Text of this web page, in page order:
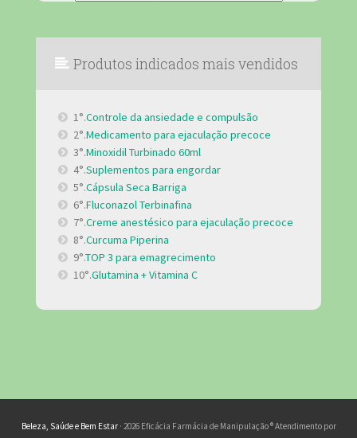
Produtos indicados mais vendidos
1°.Controle da ansiedade e compulsão
2°.Medicamento para ejaculação precoce
3°.Minoxidil Turbinado 60ml
4°.Suplementos para engordar
5°.Cápsula Seca Barriga
6°.Fluconazol Terbinafina
7°.Creme anestésico para ejaculação precoce
8°.Curcuma Piperina
9°.TOP 3 para emagrecimento
10°.Glutamina + Vitamina C
Beleza, Saúde e Bem Estar· 2026 Eficácia Farmácia de Manipulação ® Atendimento por